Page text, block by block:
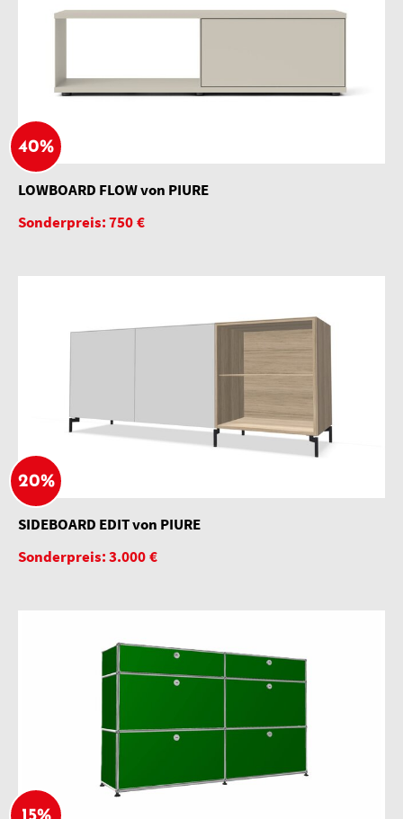
40%
LOWBOARD FLOW von PIURE
Sonderpreis: 750 €
20%
SIDEBOARD EDIT von PIURE
Sonderpreis: 3.000 €